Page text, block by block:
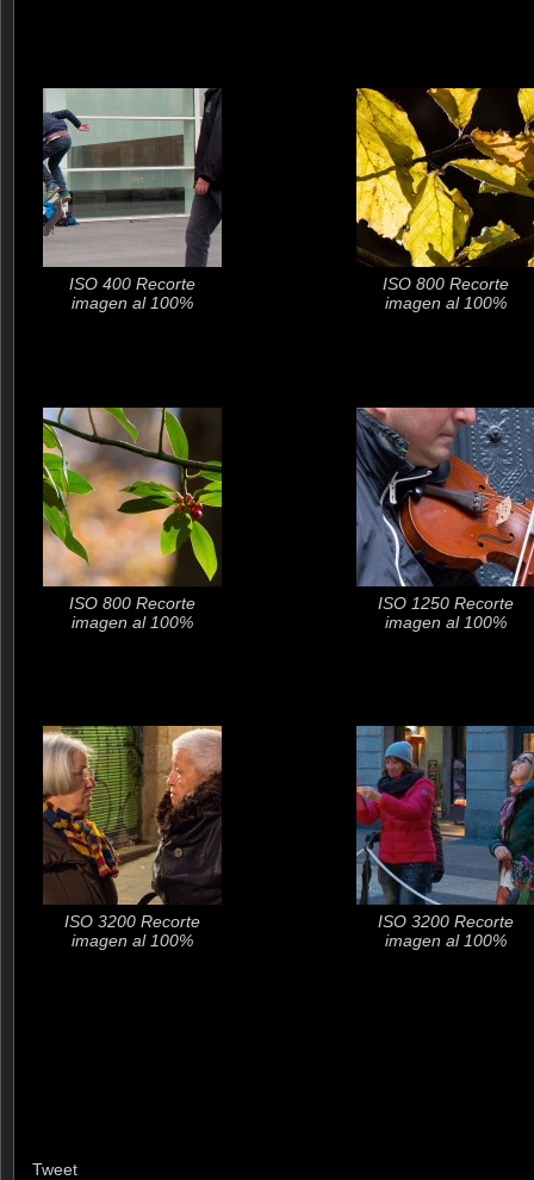
ISO 400 Recorte
imagen al 100%
ISO 800 Recorte
imagen al 100%
ISO 800 Recorte
imagen al 100%
ISO 1250 Recorte
imagen al 100%
ISO 3200 Recorte
imagen al 100%
ISO 3200 Recorte
imagen al 100%
Tweet